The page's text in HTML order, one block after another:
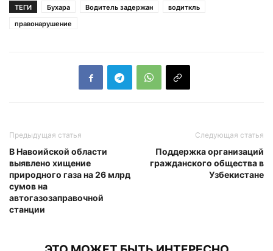
ТЕГИ Бухара Водитель задержан
водиткль
правонарушение
Предыдущая статья
В Навоийской области
выявлено хищение
природного газа на 26 млрд
сумов на
автогазозаправочной
станции
Следующая статья
Поддержка организаций
гражданского общества в
Узбекистане